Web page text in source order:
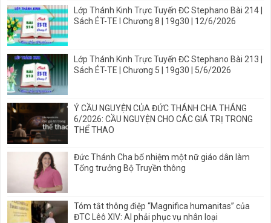
Lớp Thánh Kinh Trực Tuyến ĐC Stephano Bài 214 |
Sách ÉT-TE I Chương 8 | 19g30 | 12/6/2026
Lớp Thánh Kinh Trực Tuyến ĐC Stephano Bài 213 |
Sách ÉT-TE | Chương 5 | 19g30 | 5/6/2026
Ý CẦU NGUYỆN CỦA ĐỨC THÁNH CHA THÁNG
6/2026: CẦU NGUYỆN CHO CÁC GIÁ TRỊ TRONG
THỂ THAO
Đức Thánh Cha bổ nhiệm một nữ giáo dân làm
Tổng trưởng Bộ Truyền thông
Tóm tắt thông điệp “Magnifica humanitas” của
ĐTC Lêô XIV: AI phải phục vụ nhân loại